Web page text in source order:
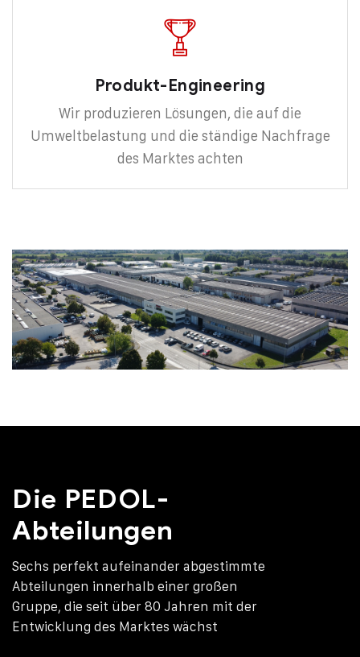
Produkt-Engineering
Wir produzieren Lösungen, die auf die
Umweltbelastung und die ständige Nachfrage
des Marktes achten
Die PEDOL-
Abteilungen
Sechs perfekt aufeinander abgestimmte
Abteilungen innerhalb einer großen
Gruppe, die seit über 80 Jahren mit der
Entwicklung des Marktes wächst